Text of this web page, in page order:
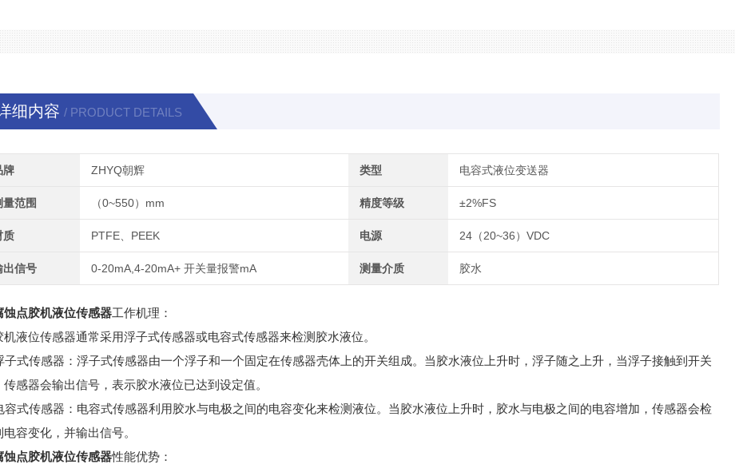
细内容 / PRODUCT DETAILS
牌 ZHYQ朝辉 类型 电容式液位变送器
量范围 （0~550）mm 精度等级 ±2%FS
质 PTFE、PEEK 电源 24（20~36）VDC
出信号 0-20mA,4-20mA+ 开关量报警mA 测量介质 胶水
蚀点胶机液位传感器工作机理：
机液位传感器通常采用浮子式传感器或电容式传感器来检测胶水液位。
子式传感器：浮子式传感器由一个浮子和一个固定在传感器壳体上的开关组成。当胶水液位上升时，浮子随之上升，当浮子接触到开关
传感器会输出信号，表示胶水液位已达到设定值。
容式传感器：电容式传感器利用胶水与电极之间的电容变化来检测液位。当胶水液位上升时，胶水与电极之间的电容增加，传感器会检
电容变化，并输出信号。
蚀点胶机液位传感器性能优势：